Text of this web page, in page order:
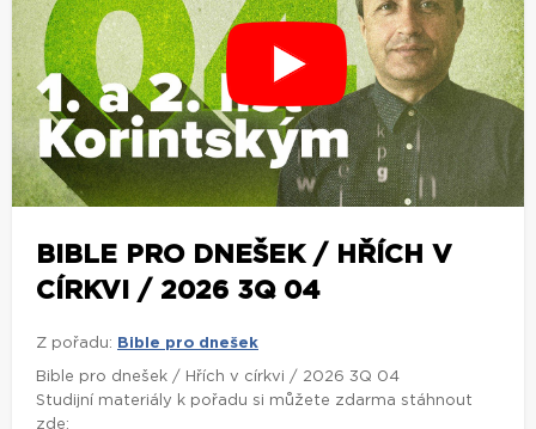
BIBLE PRO DNEŠEK / HŘÍCH V
CÍRKVI / 2026 3Q 04
Z pořadu: Bible pro dnešek
Bible pro dnešek / Hřích v církvi / 2026 3Q 04
Studijní materiály k pořadu si můžete zdarma stáhnout
zde: